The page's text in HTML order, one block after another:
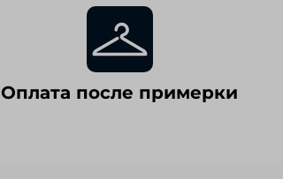
Оплата после примерки